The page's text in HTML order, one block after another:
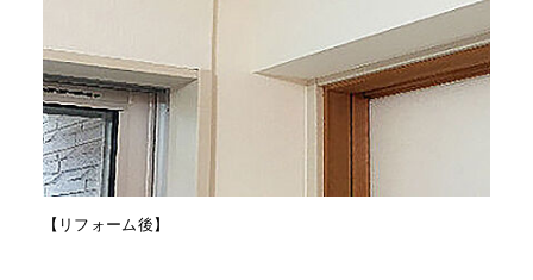
【リフォーム後】